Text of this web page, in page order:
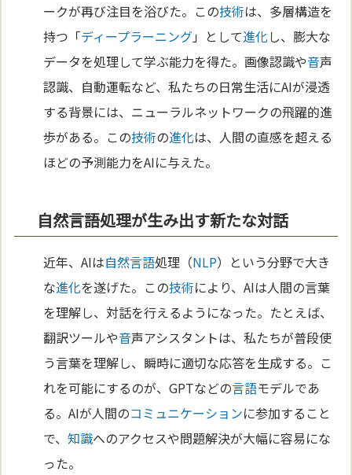
ークが再び注目を浴びた。この技術は、多層構造を
持つ「ディープラーニング」として進化し、膨大な
データを処理して学ぶ能力を得た。画像認識や音声
認識、自動運転など、私たちの日常生活にAIが浸透
する背景には、ニューラルネットワークの飛躍的進
歩がある。この技術の進化は、人間の直感を超える
ほどの予測能力をAIに与えた。
自然言語処理が生み出す新たな対話
近年、AIは自然言語処理（NLP）という分野で大き
な進化を遂げた。この技術により、AIは人間の言葉
を理解し、対話を行えるようになった。たとえば、
翻訳ツールや音声アシスタントは、私たちが普段使
う言葉を理解し、瞬時に適切な応答を生成する。こ
れを可能にするのが、GPTなどの言語モデルであ
る。AIが人間のコミュニケーションに参加すること
で、知識へのアクセスや問題解決が大幅に容易にな
った。